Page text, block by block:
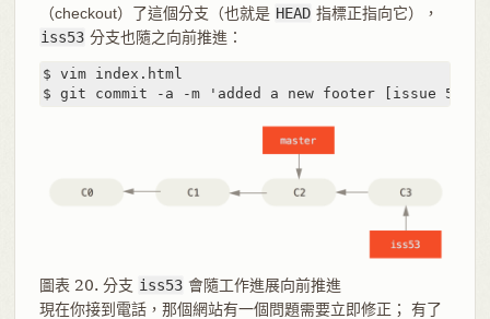
（checkout）了這個分支（也就是 HEAD 指標正指向它），
iss53 分支也隨之向前推進：
$ vim index.html
$ git commit -a -m 'added a new footer [issue 53]'
圖表 20. 分支 iss53 會隨工作進展向前推進
現在你接到電話，那個網站有一個問題需要立即修正； 有了